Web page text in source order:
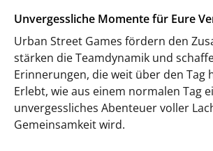
Unvergessliche Momente für Eure
Urban Street Games fördern den
stärken die Teamdynamik und
Erinnerungen, die weit über den Tag
Erlebt, wie aus einem normalen Tag
unvergessliches Abenteuer voller
Gemeinsamkeit wird.